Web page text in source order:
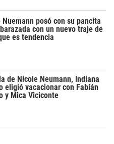
Nuemann posó con su pancita
con un nuevo traje de
es tendencia
de Nicole Neumann, Indiana
eligió vacacionar con Fabián
y Mica Viciconte